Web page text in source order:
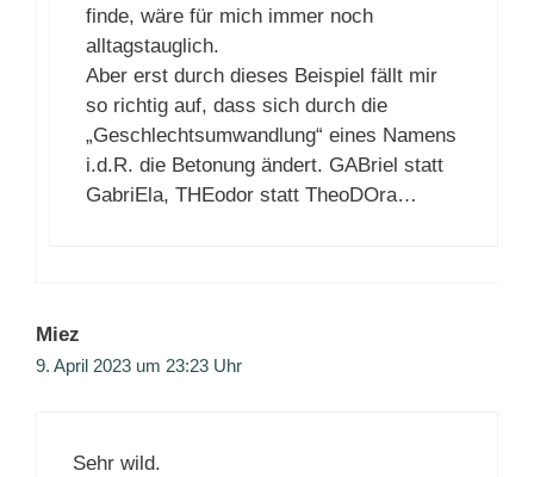
finde, wäre für mich immer noch
alltagstauglich.
Aber erst durch dieses Beispiel fällt mir
so richtig auf, dass sich durch die
„Geschlechtsumwandlung“ eines Namens
i.d.R. die Betonung ändert. GABriel statt
GabriEla, THEodor statt TheoDOra…
Miez
9. April 2023 um 23:23 Uhr
Sehr wild.